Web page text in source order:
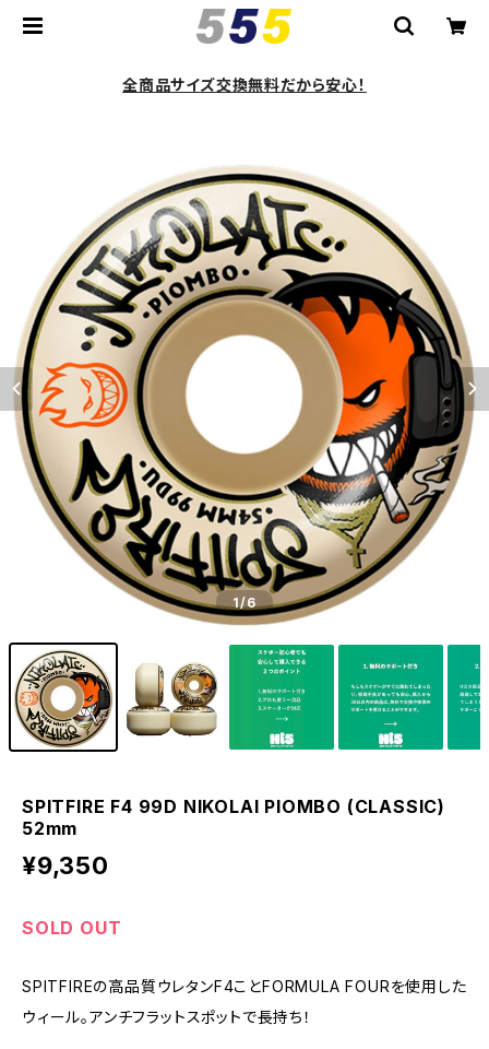
全商品サイズ交換無料だから安心！
1/6
SPITFIRE F4 99D NIKOLAI PIOMBO (CLASSIC)
52mm
¥9,350
SOLD OUT
SPITFIREの高品質ウレタンF4ことFORMULA FOURを使用した
ウィール。アンチフラットスポットで長持ち！